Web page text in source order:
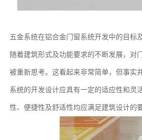
五金系统在铝合金门窗系统开发中的目标
随着建筑形式及功能要求的不断发展，对
被重新思考。这看起来非常简单，但事实
系统的开发设计应具有一定的适应性和灵
性、便捷性及舒适性均应满足建筑设计的要